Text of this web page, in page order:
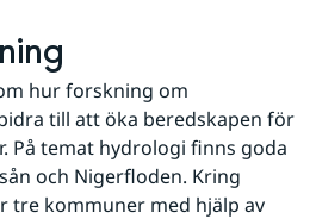
hur forskning om
till att öka beredskapen för
På temat hydrologi finns goda
och Nigerfloden. Kring
tre kommuner med hjälp av